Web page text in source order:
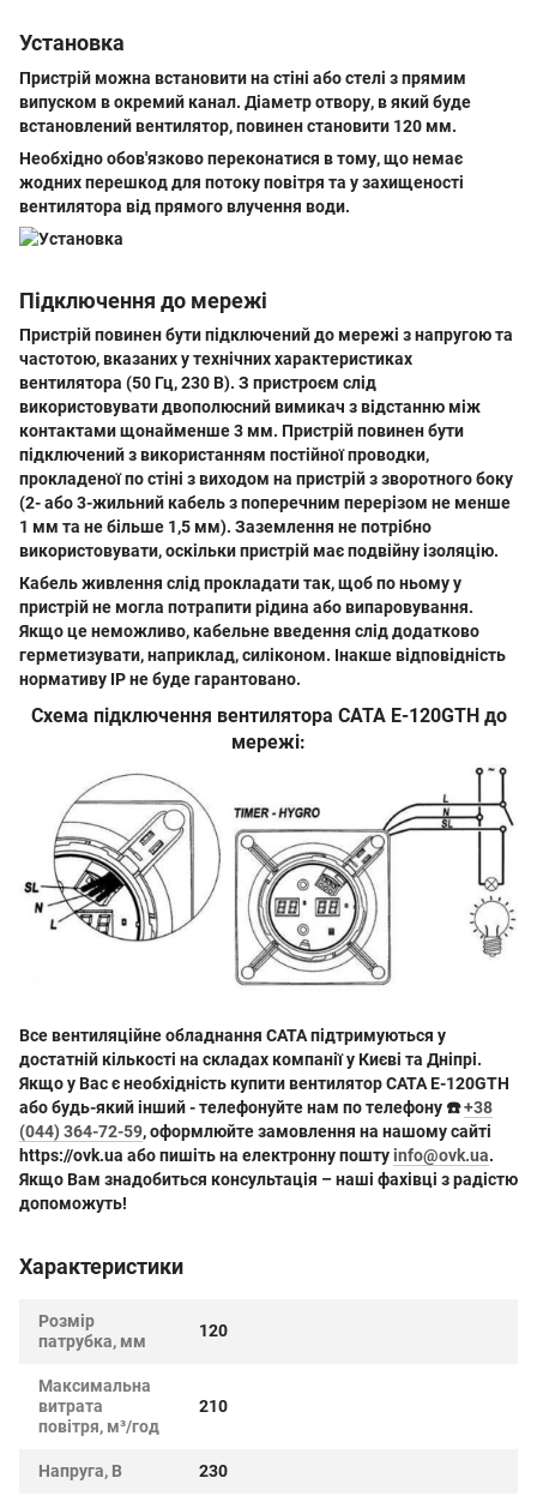
Установка
Пристрій можна встановити на стіні або стелі з прямим
випуском в окремий канал. Діаметр отвору, в який буде
встановлений вентилятор, повинен становити 120 мм.
Необхідно обов'язково переконатися в тому, що немає
жодних перешкод для потоку повітря та у захищеності
вентилятора від прямого влучення води.
Підключення до мережі
Пристрій повинен бути підключений до мережі з напругою та
частотою, вказаних у технічних характеристиках
вентилятора (50 Гц, 230 В). З пристроєм слід
використовувати двополюсний вимикач з відстанню між
контактами щонайменше 3 мм. Пристрій повинен бути
підключений з використанням постійної проводки,
прокладеної по стіні з виходом на пристрій з зворотного боку
(2- або 3-жильний кабель з поперечним перерізом не менше
1 мм та не більше 1,5 мм). Заземлення не потрібно
використовувати, оскільки пристрій має подвійну ізоляцію.
Кабель живлення слід прокладати так, щоб по ньому у
пристрій не могла потрапити рідина або випаровування.
Якщо це неможливо, кабельне введення слід додатково
герметизувати, наприклад, силіконом. Інакше відповідність
нормативу IP не буде гарантовано.
Схема підключення вентилятора CATA E-120GTH до
мережі:
Все вентиляційне обладнання CATA підтримуються у
достатній кількості на складах компанії у Києві та Дніпрі.
Якщо у Вас є необхідність купити вентиляторCATA E-120GTH
або будь-який інший - телефонуйте нам по телефону ☎️+38
(044) 364-72-59, оформлюйте замовлення на нашому сайті
https://ovk.ua або пишіть на електронну поштуinfo@ovk.ua.
Якщо Вам знадобиться консультація – наші фахівці з радістю
допоможуть!
Характеристики
Розмір
патрубка, мм
120
Максимальна
витрата
повітря, м³/год
210
Напруга, В 230